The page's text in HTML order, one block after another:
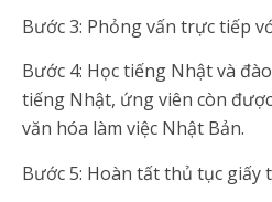
Bước 3: Phỏng vấn trực tiếp
Bước 4: Học tiếng Nhật và
tiếng Nhật, ứng viên còn
văn hóa làm việc Nhật Bản.
Bước 5: Hoàn tất thủ tục giấy